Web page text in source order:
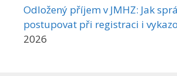
Odložený příjem v JMHZ: Jak
postupovat při registraci i
2026